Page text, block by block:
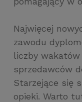
Najwięcej
zawodu
liczby
sprzedawców
Starzejące się
opieki. Warto